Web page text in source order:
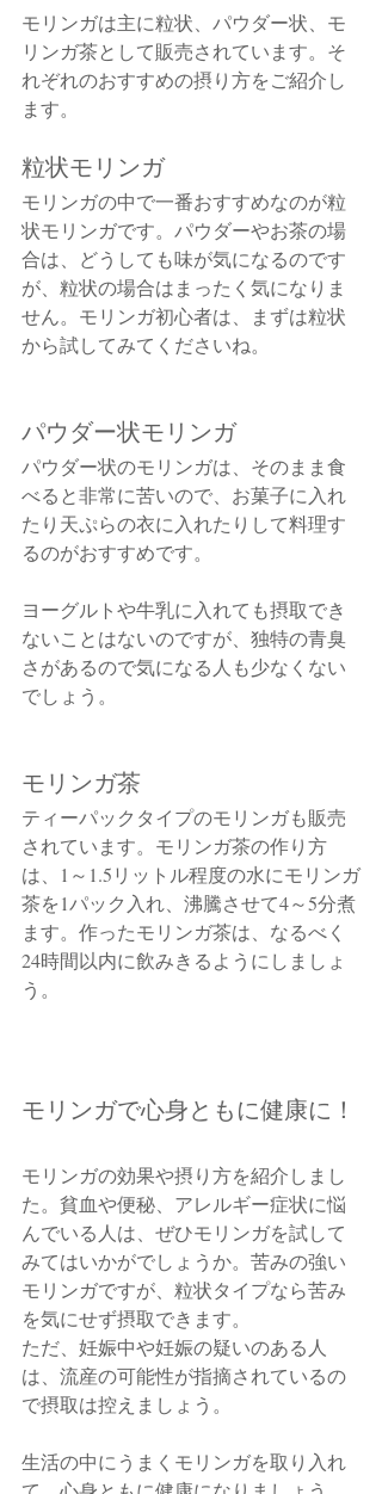
モリンガは主に粒状、パウダー状、モ
リンガ茶として販売されています。そ
れぞれのおすすめの摂り方をご紹介し
ます。
粒状モリンガ
モリンガの中で一番おすすめなのが粒
状モリンガです。パウダーやお茶の場
合は、どうしても味が気になるのです
が、粒状の場合はまったく気になりま
せん。モリンガ初心者は、まずは粒状
から試してみてくださいね。
パウダー状モリンガ
パウダー状のモリンガは、そのまま食
べると非常に苦いので、お菓子に入れ
たり天ぷらの衣に入れたりして料理す
るのがおすすめです。
ヨーグルトや牛乳に入れても摂取でき
ないことはないのですが、独特の青臭
さがあるので気になる人も少なくない
でしょう。
モリンガ茶
ティーパックタイプのモリンガも販売
されています。モリンガ茶の作り方
は、1～1.5リットル程度の水にモリンガ
茶を1パック入れ、沸騰させて4～5分煮
ます。作ったモリンガ茶は、なるべく
24時間以内に飲みきるようにしましょ
う。
モリンガで心身ともに健康に！
モリンガの効果や摂り方を紹介しまし
た。貧血や便秘、アレルギー症状に悩
んでいる人は、ぜひモリンガを試して
みてはいかがでしょうか。苦みの強い
モリンガですが、粒状タイプなら苦み
を気にせず摂取できます。
ただ、妊娠中や妊娠の疑いのある人
は、流産の可能性が指摘されているの
で摂取は控えましょう。
生活の中にうまくモリンガを取り入れ